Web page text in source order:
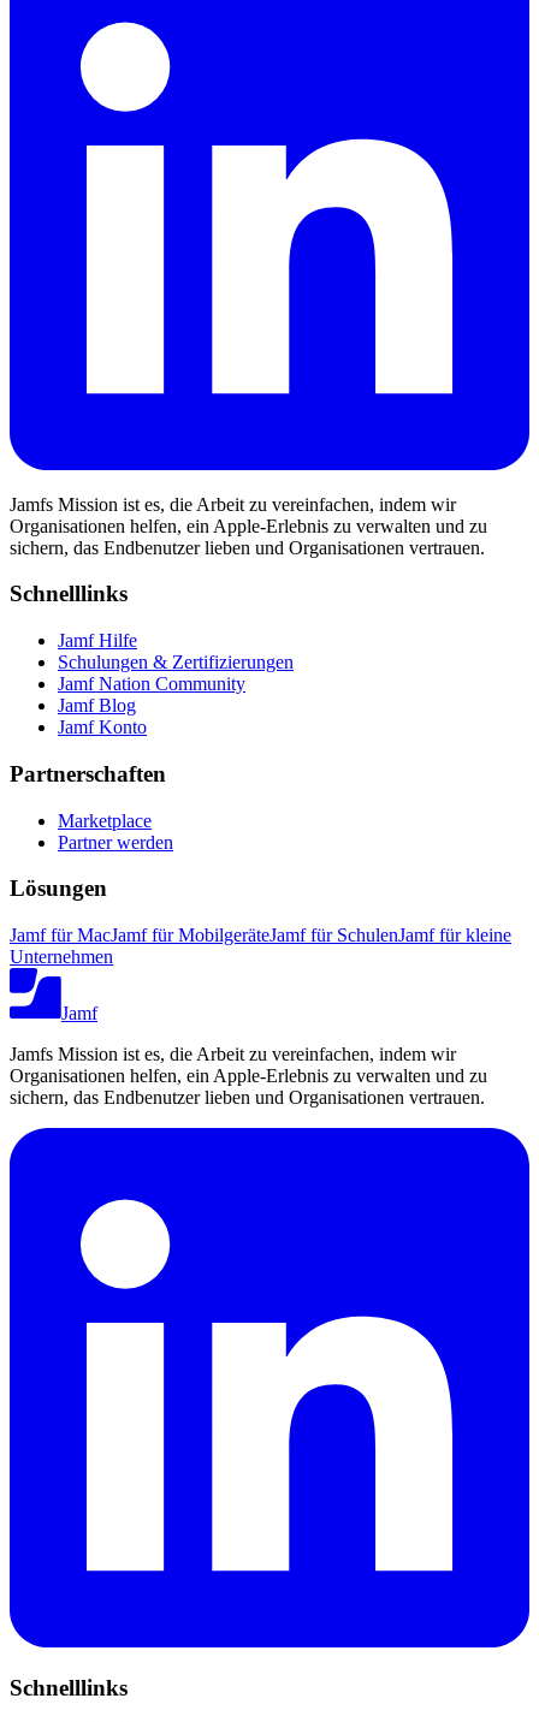
Jamfs Mission ist es, die Arbeit zu vereinfachen, indem wir
Organisationen helfen, ein Apple-Erlebnis zu verwalten und zu
sichern, das Endbenutzer lieben und Organisationen vertrauen.
Schnelllinks
Jamf Hilfe
Schulungen & Zertifizierungen
Jamf Nation Community
Jamf Blog
Jamf Konto
Partnerschaften
Marketplace
Partner werden
Lösungen
Jamf für MacJamf für MobilgeräteJamf für SchulenJamf für kleine
Unternehmen
Jamf
Jamfs Mission ist es, die Arbeit zu vereinfachen, indem wir
Organisationen helfen, ein Apple-Erlebnis zu verwalten und zu
sichern, das Endbenutzer lieben und Organisationen vertrauen.
Schnelllinks